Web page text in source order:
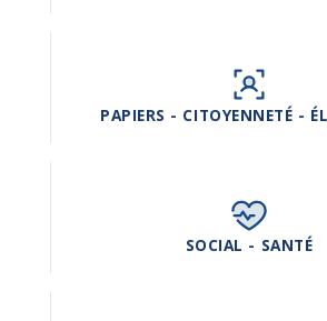
PAPIERS - CITOYENNETÉ -
SOCIAL - SANTÉ